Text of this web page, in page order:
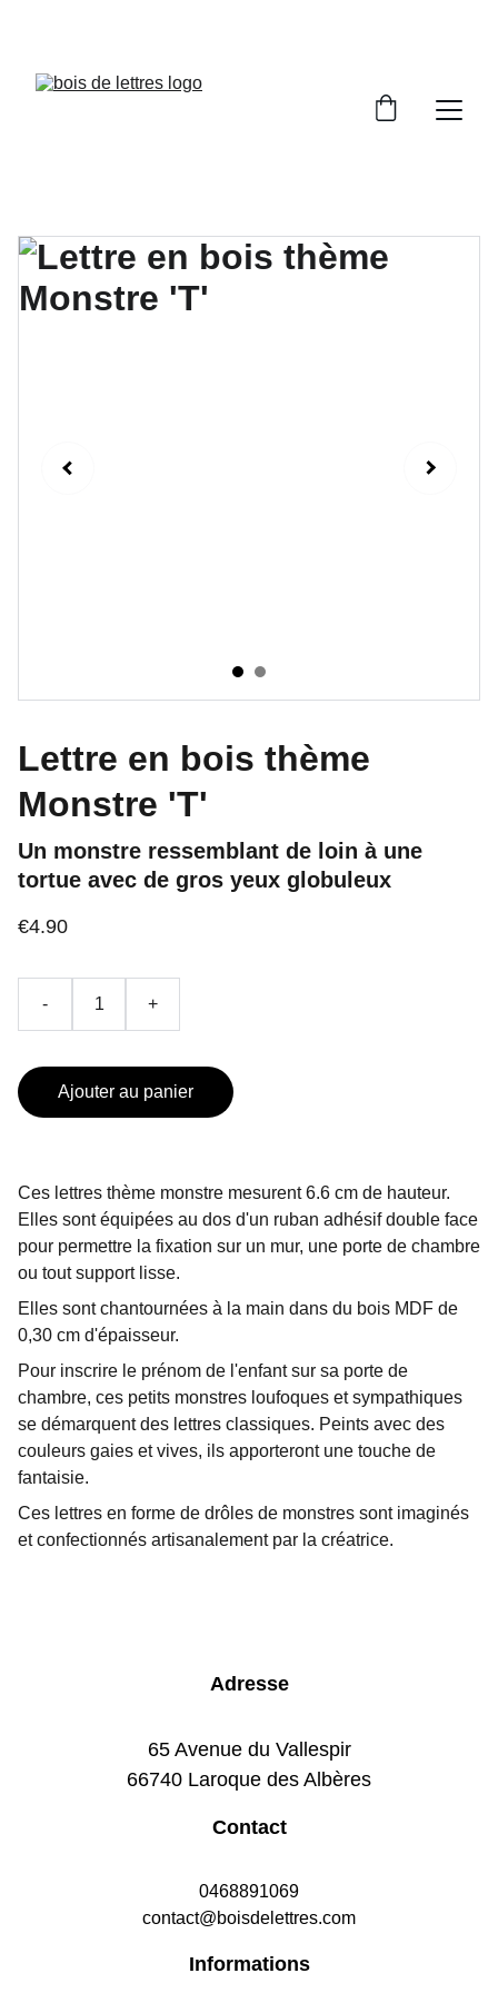
Lettre en bois thème
Monstre 'T'
Un monstre ressemblant de loin à une
tortue avec de gros yeux globuleux
€4.90
- +
Ajouter au panier
Ces lettres thème monstre mesurent 6.6 cm de hauteur.
Elles sont équipées au dos d'un ruban adhésif double face
pour permettre la fixation sur un mur, une porte de chambre
ou tout support lisse.
Elles sont chantournées à la main dans du bois MDF de
0,30 cm d'épaisseur.
Pour inscrire le prénom de l'enfant sur sa porte de
chambre, ces petits monstres loufoques et sympathiques
se démarquent des lettres classiques. Peints avec des
couleurs gaies et vives, ils apporteront une touche de
fantaisie.
Ces lettres en forme de drôles de monstres sont imaginés
et confectionnés artisanalement par la créatrice.
Adresse
65 Avenue du Vallespir
66740 Laroque des Albères
Contact
0468891069
contact@boisdelettres.com
Informations